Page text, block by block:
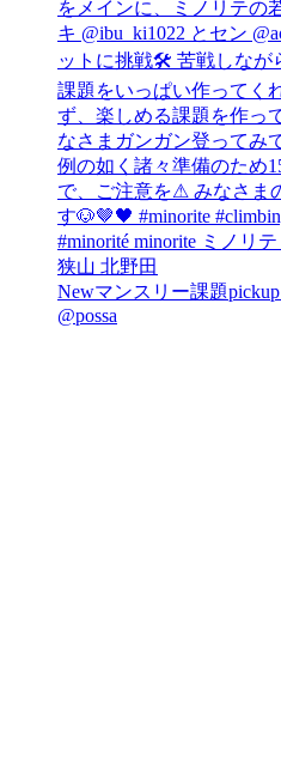
Newマンスリー課題
@possa